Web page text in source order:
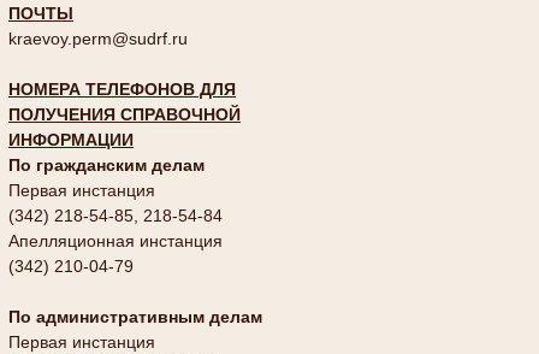
ПОЧТЫ
kraevoy.perm@sudrf.ru
НОМЕРА ТЕЛЕФОНОВ ДЛЯ
ПОЛУЧЕНИЯ СПРАВОЧНОЙ
ИНФОРМАЦИИ
По гражданским делам
Первая инстанция
(342) 218-54-85, 218-54-84
Апелляционная инстанция
(342) 210-04-79
По административным делам
Первая инстанция